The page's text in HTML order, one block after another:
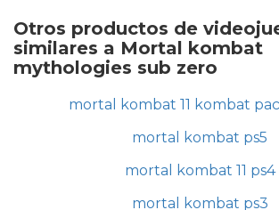
Otros productos de
similares a Mortal kombat
mythologies sub zero
mortal kombat 11 kombat
mortal kombat ps5
mortal kombat 11 ps4
mortal kombat ps3